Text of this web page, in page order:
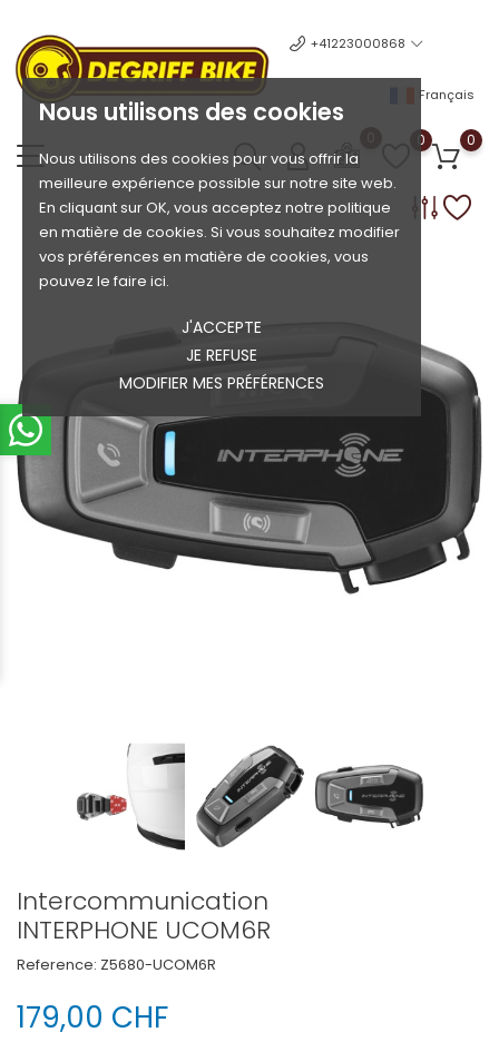
Nous utilisons des cookies
Nous utilisons des cookies pour vous offrir la
meilleure expérience possible sur notre site web.
En cliquant sur OK, vous acceptez notre politique
en matière de cookies. Si vous souhaitez modifier
vos préférences en matière de cookies, vous
pouvez le faire ici.
J'ACCEPTE
JE REFUSE
MODIFIER MES PRÉFÉRENCES
+41223000868
Français
0 0
Intercommunication
INTERPHONE UCOM6R
Reference: Z5680-UCOM6R
179,00 CHF